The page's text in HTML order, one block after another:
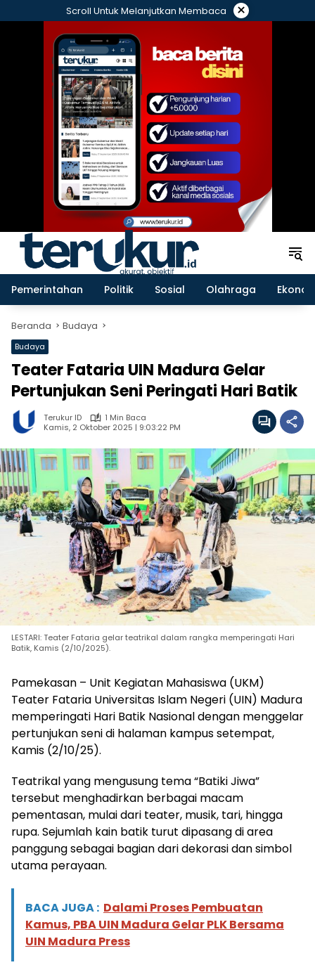
ke
Scroll Untuk Melanjutkan Membaca ×
Pemerintahan Politik Sosial Olahraga
Beranda Budaya
Budaya
Teater Fataria UIN Madura Gelar
Pertunjukan Seni Peringati Hari Batik
Terukur ID
1 Min Baca
Kamis, 2 Oktober 2025 | 9:03:22 PM
LESTARI: Teater Fataria gelar teatrikal dalam rangka memperingati Hari
Batik, Kamis (2/10/2025).
Pamekasan – Unit Kegiatan Mahasiswa (UKM)
Teater Fataria Universitas Islam Negeri (UIN) Madura
memperingati Hari Batik Nasional dengan menggelar
pertunjukan seni di halaman kampus setempat,
Kamis (2/10/25).
Teatrikal yang mengusung tema “Batiki Jiwa”
tersebut menghadirkan berbagai macam
pementasan, mulai dari teater, musik, tari, hingga
rupa. Sejumlah kain batik turut dipasang di area
panggung sebagai bagian dari dekorasi dan simbol
utama perayaan.
BACA JUGA : Dalami Proses Pembuatan
Kamus, PBA UIN Madura Gelar PLK Bersama
UIN Madura Press